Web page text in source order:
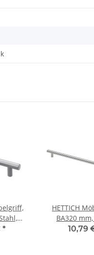
*
HETTICH
BA320
Edelstahl-
10,79